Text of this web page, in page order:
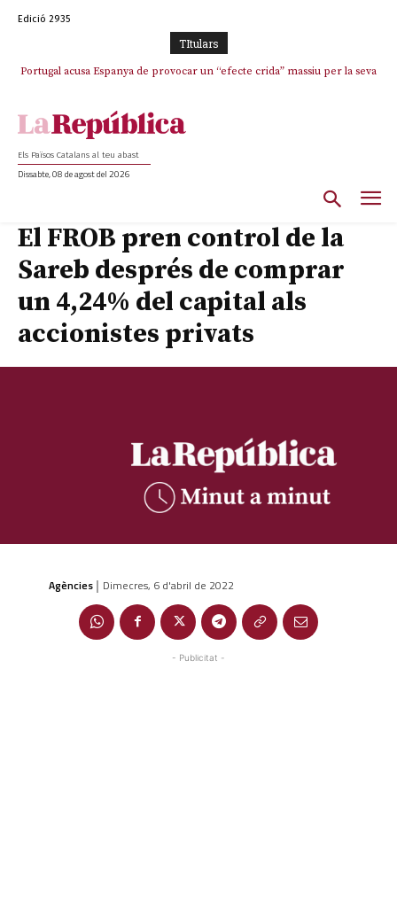
Edició 2935
TItulars
Portugal acusa Espanya de provocar un “efecte crida” massiu per la seva
Els Països Catalans al teu abast
Dissabte, 08 de agost del 2026
El FROB pren control de la
Sareb després de comprar
un 4,24% del capital als
accionistes privats
Agències | Dimecres, 6 d'abril de 2022
- Publicitat -